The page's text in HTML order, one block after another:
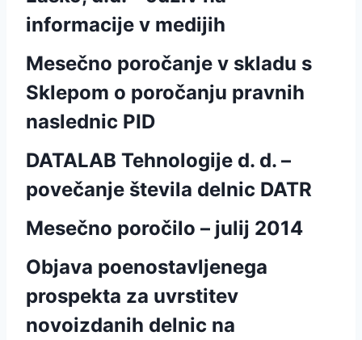
informacije v medijih
Mesečno poročanje v skladu s
Sklepom o poročanju pravnih
naslednic PID
DATALAB Tehnologije d. d. –
povečanje števila delnic DATR
Mesečno poročilo – julij 2014
Objava poenostavljenega
prospekta za uvrstitev
novoizdanih delnic na